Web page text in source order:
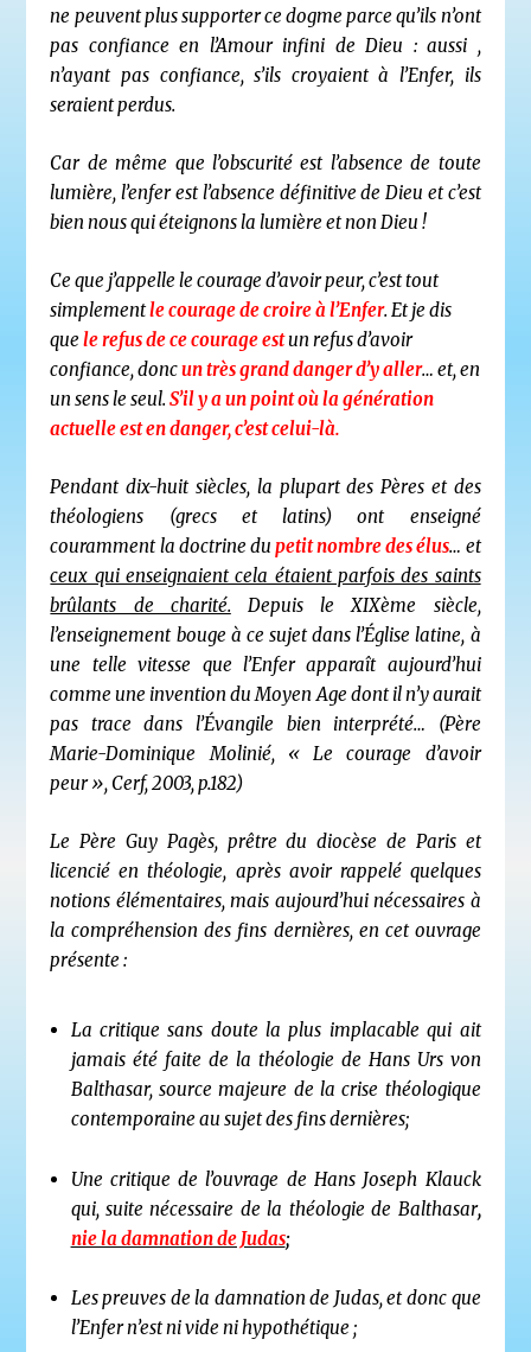
ne peuvent plus supporter ce dogme parce qu’ils n’ont
pas confiance en l’Amour infini de Dieu : aussi ,
n’ayant pas confiance, s’ils croyaient à l’Enfer, ils
seraient perdus.
Car de même que l’obscurité est l’absence de toute
lumière, l’enfer est l’absence définitive de Dieu et c’est
bien nous qui éteignons la lumière et non Dieu !
Ce que j’appelle le courage d’avoir peur, c’est tout
simplementle courage de croire à l’Enfer. Et je dis
quele refus de ce courage estun refus d’avoir
confiance, doncun très grand danger d’y aller… et, en
un sens le seul. S’il y a un point où la génération
actuelle est en danger, c’est celui-là.
Pendant dix-huit siècles, la plupart des Pères et des
théologiens (grecs et latins) ont enseigné
couramment la doctrine du petit nombre des élus… et
ceux qui enseignaient cela étaient parfois des saints
brûlants de charité. Depuis le XIXème siècle,
l’enseignement bouge à ce sujet dans l’Église latine, à
une telle vitesse que l’Enfer apparaît aujourd’hui
comme une invention du Moyen Age dont il n’y aurait
pas trace dans l’Évangile bien interprété… (Père
Marie-Dominique Molinié, « Le courage d’avoir
peur », Cerf, 2003, p.182)
Le Père Guy Pagès, prêtre du diocèse de Paris et
licencié en théologie, après avoir rappelé quelques
notions élémentaires, mais aujourd’hui nécessaires à
la compréhension des fins dernières, en cet ouvrage
présente :
La critique sans doute la plus implacable qui ait
jamais été faite de la théologie de Hans Urs von
Balthasar, source majeure de la crise théologique
contemporaine au sujet des fins dernières;
Une critique de l’ouvrage de Hans Joseph Klauck
qui, suite nécessaire de la théologie de Balthasar,
nie la damnation de Judas;
Les preuves de la damnation de Judas, et donc que
l’Enfer n’est ni vide ni hypothétique ;